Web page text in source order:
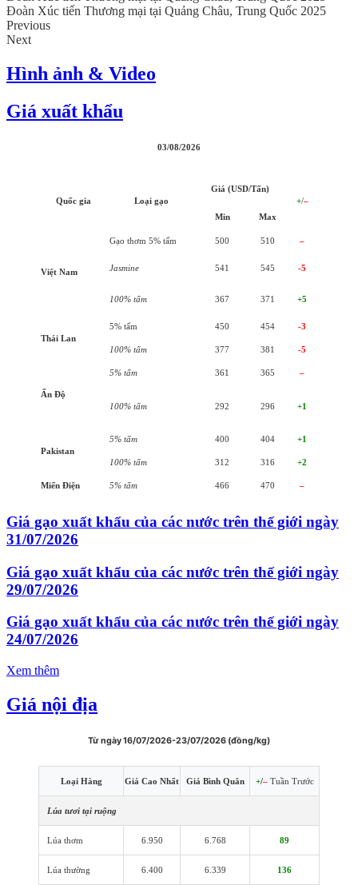
Đoàn Xúc tiến Thương mại tại Quảng Châu, Trung Quốc 2025
Previous
Next
Hình ảnh & Video
Giá xuất khẩu
03/08/2026
Quốc gia Loại gạo
Giá (USD/Tấn)
+/–
Min
Max
Việt Nam
Gạo thơm 5% tấm 500 510 –
Jasmine 541 545 -5
100% tấm 367 371 +5
Thái Lan
5% tấm 450 454 -3
100% tấm 377 381 -5
Ấn Độ
5% tấm 361 365 –
100% tấm 292 296 +1
Pakistan
5% tấm 400 404 +1
100% tấm 312 316 +2
Miến Điện 5% tấm 466 470 –
Giá gạo xuất khẩu của các nước trên thế giới ngày
31/07/2026
Giá gạo xuất khẩu của các nước trên thế giới ngày
29/07/2026
Giá gạo xuất khẩu của các nước trên thế giới ngày
24/07/2026
Xem thêm
Giá nội địa
Từ ngày 16/07/2026-23/07/2026 (đồng/kg)
Loại Hàng Giá Cao Nhất Giá Bình Quân +/–Tuần Trước
Lúa tươi tại ruộng
Lúa thơm 6.950 6.768 89
Lúa thường 6.400 6.339 136